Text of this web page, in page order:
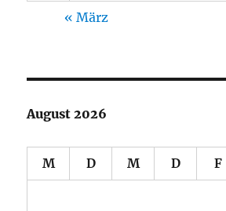
« März
August 2026
M D M D F